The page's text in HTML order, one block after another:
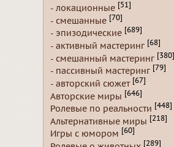
- локационные [51]
- смешанные [70]
- эпизодические [689]
- активный мастеринг [68]
- смешанный мастеринг [380]
- пассивный мастеринг [79]
- авторский сюжет [67]
Авторские миры [646]
Ролевые по реальности [448]
Альтернативные миры [218]
Игры с юмором [60]
[289]